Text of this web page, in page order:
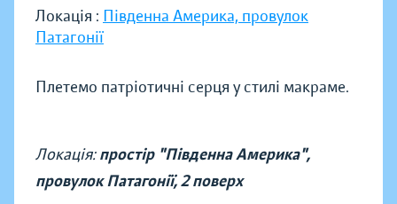
Локація : Південна Америка, провулок
Патагонії
Плетемо патріотичні серця у стилі макраме.
Локація:простір "Південна Америка",
провулок Патагонії, 2 поверх